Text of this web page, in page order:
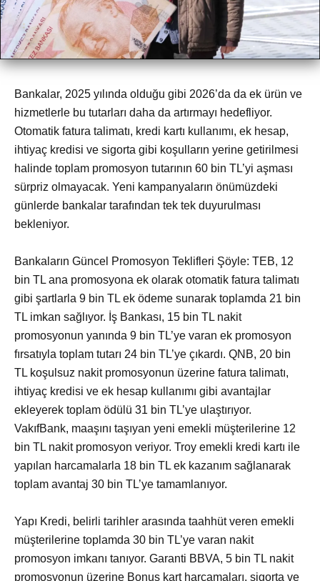
Bankalar, 2025 yılında olduğu gibi 2026’da da ek ürün ve
hizmetlerle bu tutarları daha da artırmayı hedefliyor.
Otomatik fatura talimatı, kredi kartı kullanımı, ek hesap,
ihtiyaç kredisi ve sigorta gibi koşulların yerine getirilmesi
halinde toplam promosyon tutarının 60 bin TL’yi aşması
sürpriz olmayacak. Yeni kampanyaların önümüzdeki
günlerde bankalar tarafından tek tek duyurulması
bekleniyor.
Bankaların Güncel Promosyon Teklifleri Şöyle: TEB, 12
bin TL ana promosyona ek olarak otomatik fatura talimatı
gibi şartlarla 9 bin TL ek ödeme sunarak toplamda 21 bin
TL imkan sağlıyor. İş Bankası, 15 bin TL nakit
promosyonun yanında 9 bin TL’ye varan ek promosyon
fırsatıyla toplam tutarı 24 bin TL’ye çıkardı. QNB, 20 bin
TL koşulsuz nakit promosyonun üzerine fatura talimatı,
ihtiyaç kredisi ve ek hesap kullanımı gibi avantajlar
ekleyerek toplam ödülü 31 bin TL’ye ulaştırıyor.
VakıfBank, maaşını taşıyan yeni emekli müşterilerine 12
bin TL nakit promosyon veriyor. Troy emekli kredi kartı ile
yapılan harcamalarla 18 bin TL ek kazanım sağlanarak
toplam avantaj 30 bin TL’ye tamamlanıyor.
Yapı Kredi, belirli tarihler arasında taahhüt veren emekli
müşterilerine toplamda 30 bin TL’ye varan nakit
promosyon imkanı tanıyor. Garanti BBVA, 5 bin TL nakit
promosyonun üzerine Bonus kart harcamaları, sigorta ve